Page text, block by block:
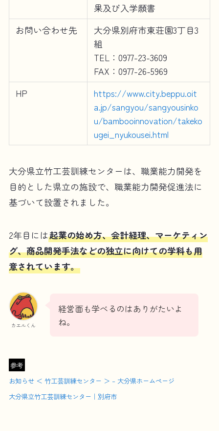
果及び入学願書
お問い合わせ先
大分県別府市東荘園3丁目3
組
TEL：0977-23-3609
FAX：0977-26-5969
HP
https://www.city.beppu.oit
a.jp/sangyou/sangyousinko
u/bambooinnovation/takeko
ugei_nyukousei.html
大分県立竹工芸訓練センターは、職業能力開発を
目的とした県立の施設で、職業能力開発促進法に
基づいて設置されました。
2年目には起業の始め方、会計経理、マーケティン
グ、商品開発手法などの独立に向けての学科も用
意されています。
カエルくん
経営面も学べるのはありがたいよ
ね。
参考
お知らせ ＜ 竹工芸訓練センター ＞ – 大分県ホームページ
大分県立竹工芸訓練センター｜別府市